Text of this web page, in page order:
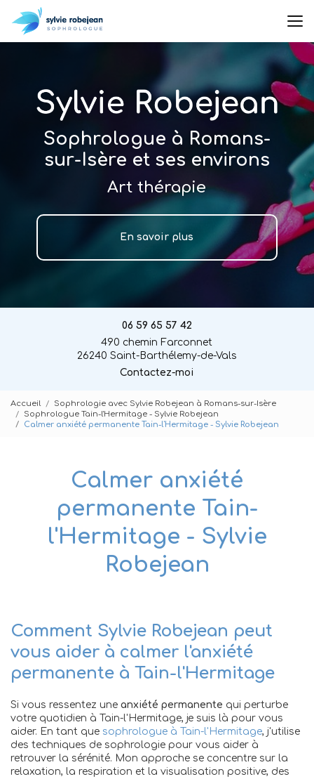
au
contenu
Sophrologue à Romans-
sur-Isère et ses environs
Art thérapie
En savoir plus
06 59 65 57 42
490 chemin Farconnet
26240 Saint-Barthélemy-de-Vals
Contactez-moi
Accueil
Sophrologie avec Sylvie Robejean à Romans-sur-Isère
Sophrologue Tain-l'Hermitage - Sylvie Robejean
Calmer anxiété permanente Tain-l'Hermitage - Sylvie Robejean
Calmer anxiété
permanente Tain-
l'Hermitage - Sylvie
Robejean
Comment Sylvie Robejean peut
vous aider à calmer l'anxiété
permanente à Tain-l'Hermitage
Si vous ressentez une anxiété permanente qui perturbe
votre quotidien à Tain-l'Hermitage, je suis là pour vous
aider. En tant que sophrologue à Tain-l'Hermitage, j'utilise
des techniques de sophrologie pour vous aider à
retrouver la sérénité. Mon approche se concentre sur la
relaxation, la respiration et la visualisation positive, des